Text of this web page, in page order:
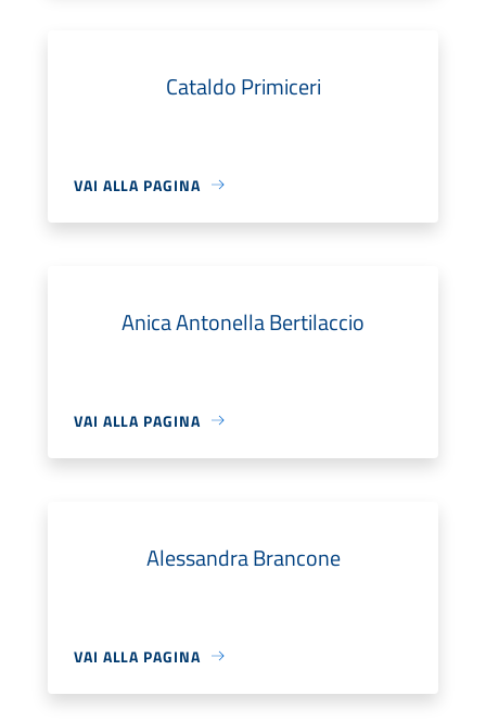
Cataldo Primiceri
VAI ALLA PAGINA
Anica Antonella Bertilaccio
VAI ALLA PAGINA
Alessandra Brancone
VAI ALLA PAGINA